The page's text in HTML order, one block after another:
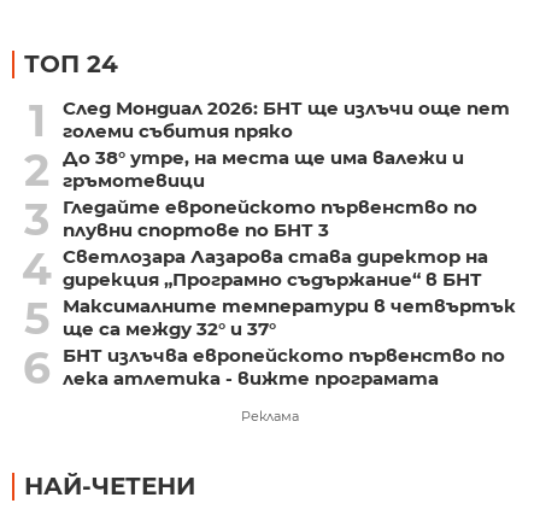
ТОП 24
1
След Мондиал 2026: БНТ ще излъчи още пет
големи събития пряко
2
До 38° утре, на места ще има валежи и
гръмотевици
3
Гледайте европейското първенство по
плувни спортове по БНТ 3
4 Светлозара Лазарова става директор на
дирекция „Програмно съдържание“ в БНТ
5
Максималните температури в четвъртък
ще са между 32° и 37°
6
БНТ излъчва европейското първенство по
лека атлетика - вижте програмата
Реклама
НАЙ-ЧЕТЕНИ